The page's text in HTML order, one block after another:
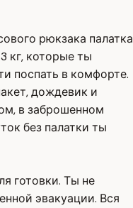
рюкзака палатка
кг, которые ты
поспать в комфорте.
дождевик и
в заброшенном
без палатки ты
готовки. Ты не
эвакуации. Вся